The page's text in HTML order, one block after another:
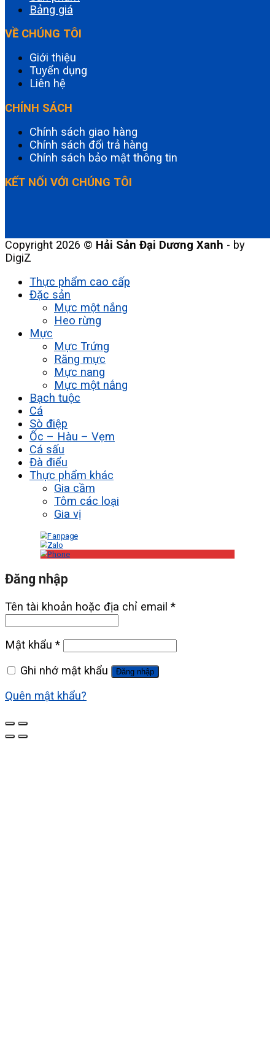
Bảng giá
VỀ CHÚNG TÔI
Giới thiệu
Tuyển dụng
Liên hệ
CHÍNH SÁCH
Chính sách giao hàng
Chính sách đổi trả hàng
Chính sách bảo mật thông tin
KẾT NỐI VỚI CHÚNG TÔI
Copyright 2026 © Hải Sản Đại Dương Xanh - by
DigiZ
Thực phẩm cao cấp
Đặc sản
Mực một nắng
Heo rừng
Mực
Mực Trứng
Răng mực
Mực nang
Mực một nắng
Bạch tuộc
Cá
Sò điệp
Ốc – Hàu – Vẹm
Cá sấu
Đà điểu
Thực phẩm khác
Gia cầm
Tôm các loại
Gia vị
Đăng nhập
Tên tài khoản hoặc địa chỉ email *
Mật khẩu *
Ghi nhớ mật khẩu
Đăng nhập
Quên mật khẩu?